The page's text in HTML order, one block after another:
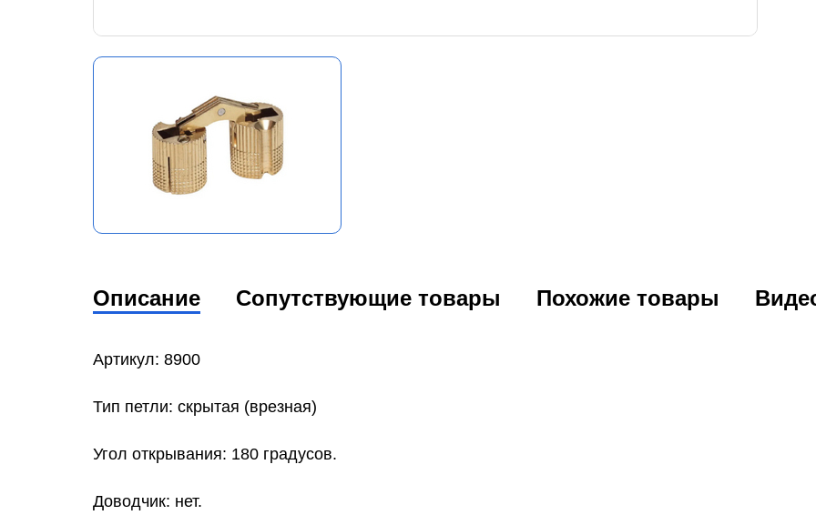
Описание Сопутствующие товары Похожие товары
Артикул: 8900
Тип петли: скрытая (врезная)
Угол открывания: 180 градусов.
Доводчик: нет.